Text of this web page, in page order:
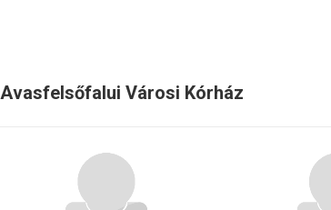
Avasfelsőfalui Városi Kórház